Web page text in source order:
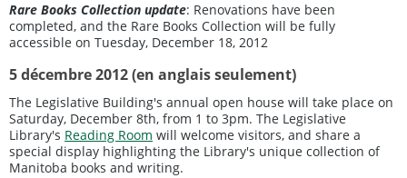
Rare Books Collection update: Renovations have been
completed, and the Rare Books Collection will be fully
accessible on Tuesday, December 18, 2012
5 décembre 2012 (en anglais seulement)
The Legislative Building's annual open house will take place on
Saturday, December 8th, from 1 to 3pm. The Legislative
Library's Reading Room will welcome visitors, and share a
special display highlighting the Library's unique collection of
Manitoba books and writing.